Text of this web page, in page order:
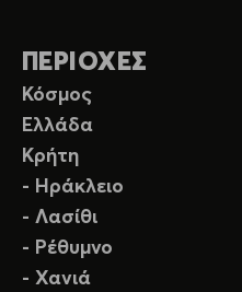
ΠΕΡΙΟΧΕΣ
Κόσμος
Ελλάδα
Κρήτη
- Ηράκλειο
- Λασίθι
- Ρέθυμνο
- Χανιά